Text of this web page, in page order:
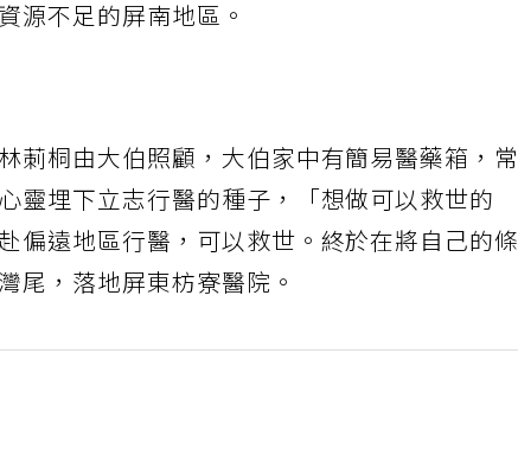
源不足的屏南地區。
莿桐由大伯照顧，大伯家中有簡易醫藥箱，常
靈埋下立志行醫的種子，「想做可以救世的
偏遠地區行醫，可以救世。終於在將自己的條
尾，落地屏東枋寮醫院。